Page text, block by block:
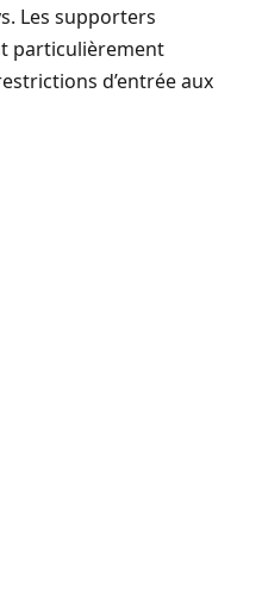
Les supporters
particulièrement
d’entrée aux